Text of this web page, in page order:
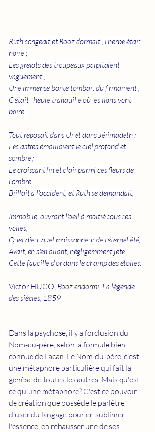
Ruth songeait et Booz dormait ; l'herbe était
noire ;
Les grelots des troupeaux palpitaient
vaguement ;
Une immense bonté tombait du firmament ;
C'était l'heure tranquille où les lions vont
boire.
Tout reposait dans Ur et dans Jérimadeth ;
Les astres émaillaient le ciel profond et
sombre ;
Le croissant fin et clair parmi ces fleurs de
l'ombre
Brillait à l'occident, et Ruth se demandait,
Immobile, ouvrant l'oeil à moitié sous ses
voiles,
Quel dieu, quel moissonneur de l'éternel été,
Avait, en s'en allant, négligemment jeté
Cette faucille d'or dans le champ des étoiles.
Victor HUGO, Booz endormi, La légende
des siècles, 1859
Dans la psychose, il y a forclusion du
Nom-du-père, selon la formule bien
connue de Lacan. Le Nom-du-père, c'est
une métaphore particulière qui fait la
genèse de toutes les autres. Mais qu'est-
ce qu'une métaphore? C'est ce pouvoir
de création que possède le parlêtre
d'user du langage pour en sublimer
l'essence, en réhausser une de ses